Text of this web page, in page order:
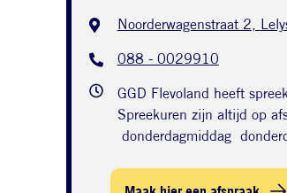
Noorderwagenstraat 2,
088 - 0029910
GGD Flevoland heeft
Spreekuren zijn altijd op
donderdagmiddag